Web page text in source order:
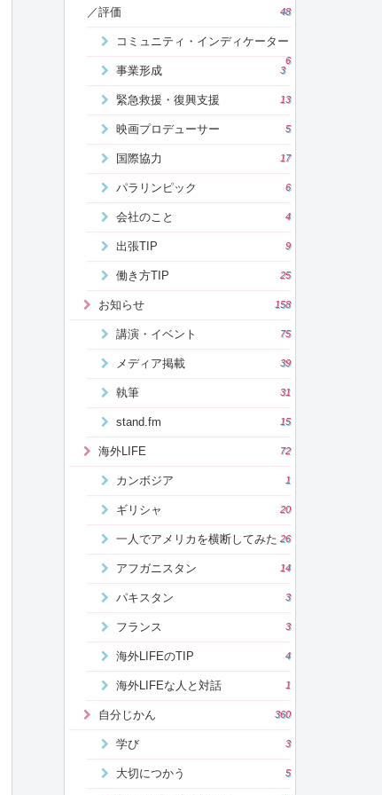
／評価
48
コミュニティ・インディケーター
6
事業形成 3
緊急救援・復興支援 13
映画プロデューサー 5
国際協力 17
パラリンピック 6
会社のこと 4
出張TIP 9
働き方TIP 25
お知らせ 158
講演・イベント 75
メディア掲載 39
執筆 31
stand.fm 15
海外LIFE 72
カンボジア 1
ギリシャ 20
一人でアメリカを横断してみた 26
アフガニスタン 14
パキスタン 3
フランス 3
海外LIFEのTIP 4
海外LIFEな人と対話 1
自分じかん 360
学び 3
大切につかう 5